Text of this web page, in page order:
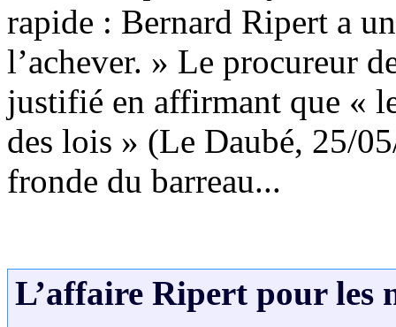
rapide : Bernard Ripert a
l’achever. » Le procureur
justifié en affirmant que «
des lois » (Le Daubé, 25/
fronde du barreau...
L’affaire Ripert pour les